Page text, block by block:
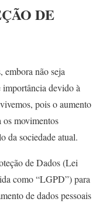
DE
embora não seja
devido à
pois o aumento
os movimentos
da sociedade atual.
de Dados (Lei
como “LGPD”) para
de dados pessoais